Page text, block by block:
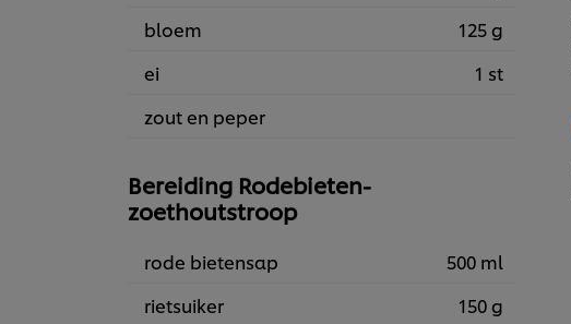
bloem
125 g
ei
1 st
zout en peper
Bereiding Rodebieten-
zoethoutstroop
rode bietensap
500 ml
rietsuiker
150 g